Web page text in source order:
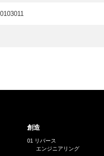
創造
01 リバース
エンジニアリング